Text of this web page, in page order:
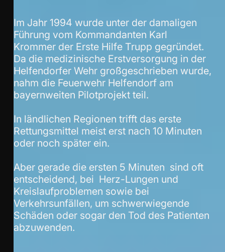
Im Jahr 1994 wurde unter der damaligen
Führung vom Kommandanten Karl
Krommer der Erste Hilfe Trupp gegründet.
Da die medizinische Erstversorgung in der
Helfendorfer Wehr großgeschrieben wurde,
nahm die Feuerwehr Helfendorf am
bayernweiten Pilotprojekt teil.
In ländlichen Regionen trifft das erste
Rettungsmittel meist erst nach 10 Minuten
oder noch später ein.
Aber gerade die ersten 5 Minuten sind oft
entscheidend, bei Herz-Lungen und
Kreislaufproblemen sowie bei
Verkehrsunfällen, um schwerwiegende
Schäden oder sogar den Tod des Patienten
abzuwenden.